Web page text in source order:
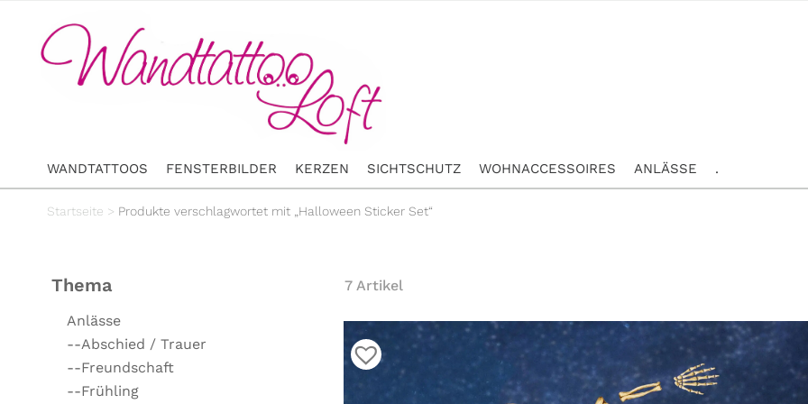
WANDTATTOOS FENSTERBILDER KERZEN SICHTSCHUTZ WOHNACCESSOIRES ANLÄSSE .
Startseite > Produkte verschlagwortet mit „Halloween Sticker Set“
Thema
Anlässe
--Abschied / Trauer
--Freundschaft
--Frühling
7 Artikel